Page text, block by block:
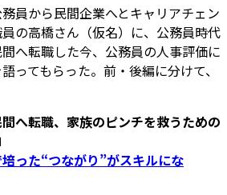
員から民間企業へとキャリアチェン
の高橋さん（仮名）に、公務員時代
へ転職した今、公務員の人事評価に
ってもらった。前・後編に分けて、
間へ転職、家族のピンチを救うための
培った“つながり”がスキルにな